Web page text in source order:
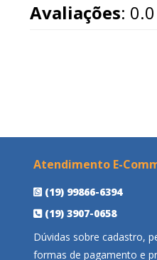
Avaliações: 0.0
Atendimento E-
(19) 99866-6394
(19) 3907-0658
Dúvidas sobre cadastro,
formas de pagamento e